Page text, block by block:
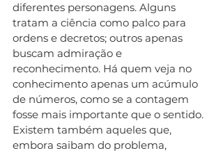
diferentes personagens. Alguns
tratam a ciência como palco para
ordens e decretos; outros apenas
buscam admiração e
reconhecimento. Há quem veja no
conhecimento apenas um acúmulo
de números, como se a contagem
fosse mais importante que o sentido.
Existem também aqueles que,
embora saibam do problema,